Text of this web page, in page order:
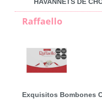
Raffaello
Exquisitos Bombones